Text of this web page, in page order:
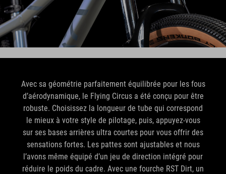
Avec sa géométrie parfaitement équilibrée pour les fous
d’aérodynamique, le Flying Circus a été conçu pour être
robuste. Choisissez la longueur de tube qui correspond
le mieux à votre style de pilotage, puis, appuyez-vous
sur ses bases arrières ultra courtes pour vous offrir des
sensations fortes. Les pattes sont ajustables et nous
l’avons même équipé d’un jeu de direction intégré pour
réduire le poids du cadre. Avec une fourche RST Dirt, un